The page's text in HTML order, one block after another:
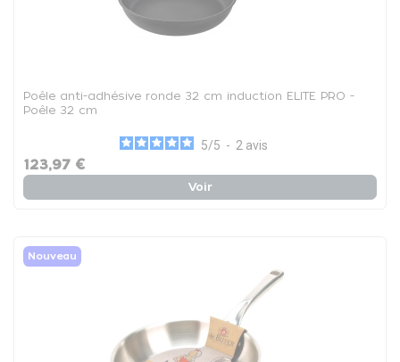
Poêle anti-adhésive ronde 32 cm induction ELITE PRO -
Poêle 32 cm
5/5 - 2 avis
123,97 €
Voir
Nouveau